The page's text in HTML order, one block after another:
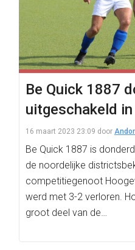
Be Quick 1887
uitgeschakeld
16 maart 2023 23:09 door
Be Quick 1887 is
de noordelijke
competitiegenoot
werd met 3-2 verloren.
groot deel van de…